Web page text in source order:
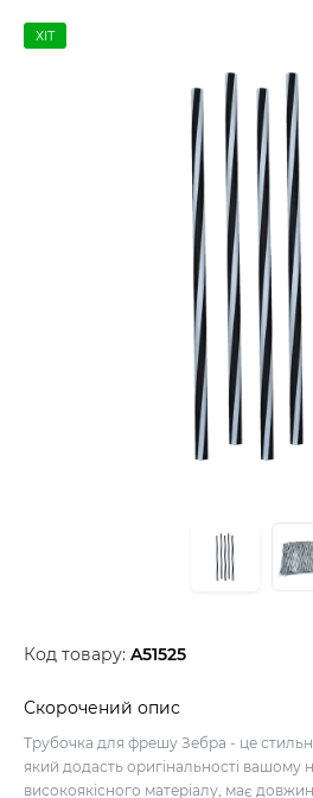
ХІТ
Код товару: A51525
Скорочений опис
Трубочка для фрешу Зебра - це
який додасть оригінальності вашому
високоякісного матеріалу, має